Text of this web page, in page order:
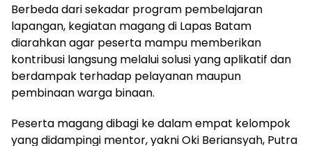
Berbeda dari sekadar program pembelajaran
lapangan, kegiatan magang di Lapas Batam
diarahkan agar peserta mampu memberikan
kontribusi langsung melalui solusi yang aplikatif dan
berdampak terhadap pelayanan maupun
pembinaan warga binaan.
Peserta magang dibagi ke dalam empat kelompok
yang didampingi mentor, yakni Oki Beriansyah, Putra